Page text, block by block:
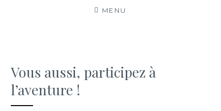
MENU
Vous aussi, participez à
l’aventure !